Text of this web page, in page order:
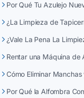
Por Qué Tu Azulejo
¿La Limpieza de
¿Vale La Pena La
Rentar una Máquina de
Cómo Eliminar
Por Qué la Alfombra